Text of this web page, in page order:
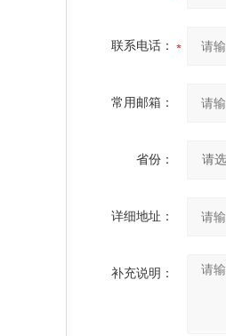
联系电话：
常用邮箱：
省份：
详细地址：
补充说明：